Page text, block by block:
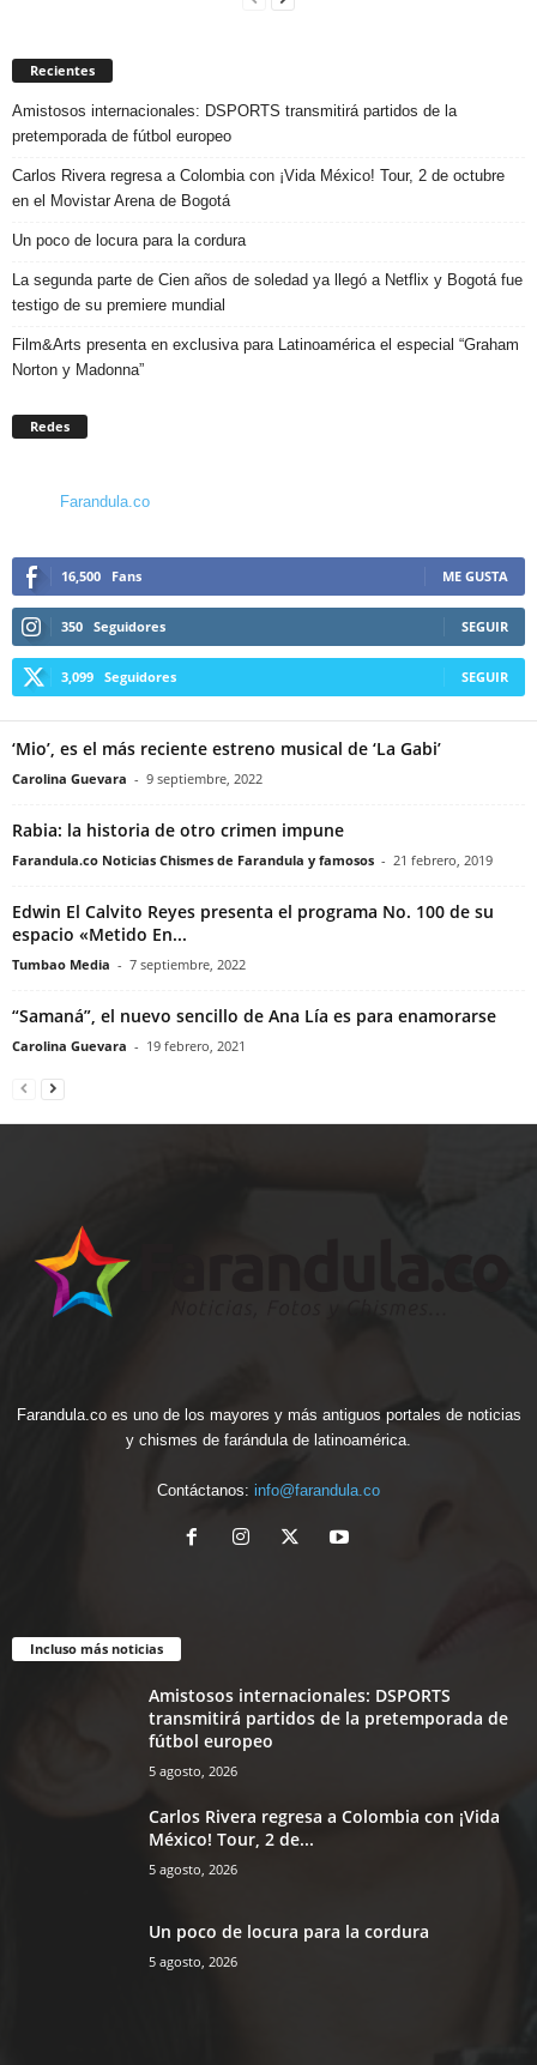
Recientes
Amistosos internacionales: DSPORTS transmitirá partidos de la
pretemporada de fútbol europeo
Carlos Rivera regresa a Colombia con ¡Vida México! Tour, 2 de octubre
en el Movistar Arena de Bogotá
Un poco de locura para la cordura
La segunda parte de Cien años de soledad ya llegó a Netflix y Bogotá fue
testigo de su premiere mundial
Film&Arts presenta en exclusiva para Latinoamérica el especial “Graham
Norton y Madonna”
Redes
Farandula.co
16,500 Fans ME GUSTA
350 Seguidores SEGUIR
3,099 Seguidores SEGUIR
‘Mio’, es el más reciente estreno musical de ‘La Gabi’
Carolina Guevara - 9 septiembre, 2022
Rabia: la historia de otro crimen impune
Farandula.co Noticias Chismes de Farandula y famosos - 21 febrero, 2019
Edwin El Calvito Reyes presenta el programa No. 100 de su
espacio «Metido En...
Tumbao Media - 7 septiembre, 2022
“Samaná”, el nuevo sencillo de Ana Lía es para enamorarse
Carolina Guevara - 19 febrero, 2021
Farandula.co es uno de los mayores y más antiguos portales de noticias
y chismes de farándula de latinoamérica.
Contáctanos: info@farandula.co
Incluso más noticias
Amistosos internacionales: DSPORTS
transmitirá partidos de la pretemporada de
fútbol europeo
5 agosto, 2026
Carlos Rivera regresa a Colombia con ¡Vida
México! Tour, 2 de...
5 agosto, 2026
Un poco de locura para la cordura
5 agosto, 2026